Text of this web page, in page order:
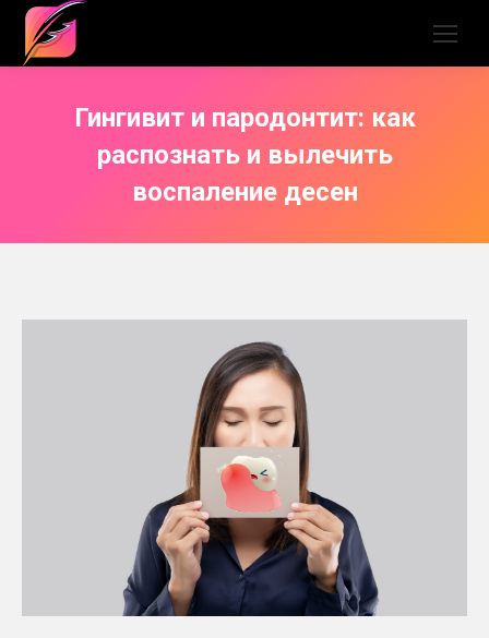
Гингивит и пародонтит: как
распознать и вылечить
воспаление десен